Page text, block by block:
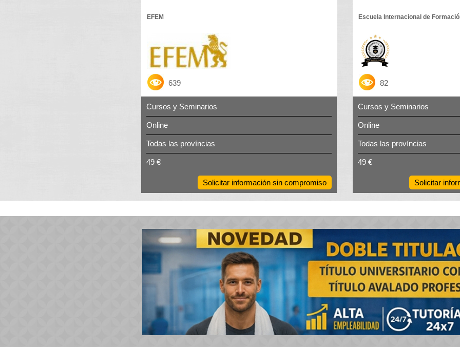
EFEM
639
Cursos y Seminarios
Online
Todas las províncias
49 €
Solicitar información sin compromiso
Escuela Internacional de
82
Cursos y Seminarios
Online
Todas las províncias
49 €
Solicitar